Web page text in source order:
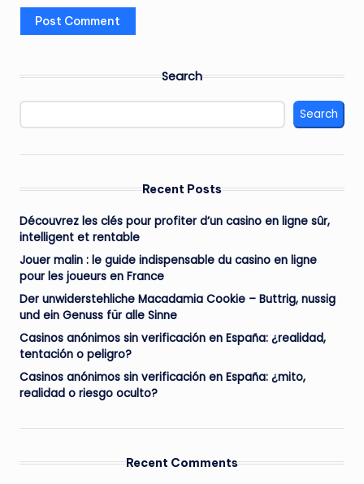
Search
Search
Recent Posts
Découvrez les clés pour profiter d’un casino en ligne sûr,
intelligent et rentable
Jouer malin : le guide indispensable du casino en ligne
pour les joueurs en France
Der unwiderstehliche Macadamia Cookie – Buttrig, nussig
und ein Genuss für alle Sinne
Casinos anónimos sin verificación en España: ¿realidad,
tentación o peligro?
Casinos anónimos sin verificación en España: ¿mito,
realidad o riesgo oculto?
Recent Comments